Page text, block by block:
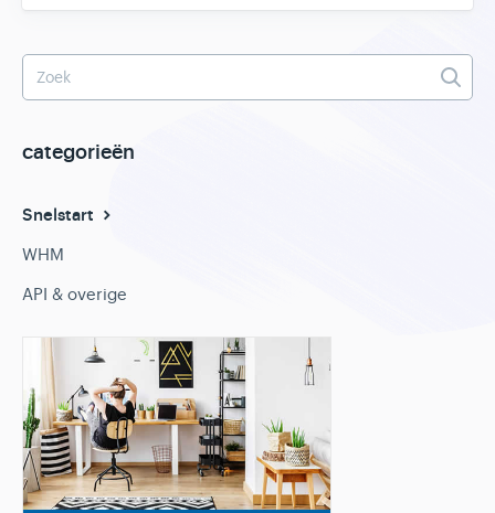
categorieën
Snelstart
WHM
API & overige